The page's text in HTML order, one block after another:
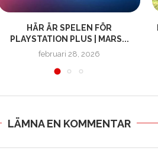
HÄR ÄR SPELEN FÖR
PLAYSTATION PLUS | MARS...
februari 28, 2026
LÄMNA EN KOMMENTAR